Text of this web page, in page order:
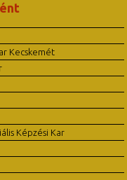
Kecskemét
Képzési Kar